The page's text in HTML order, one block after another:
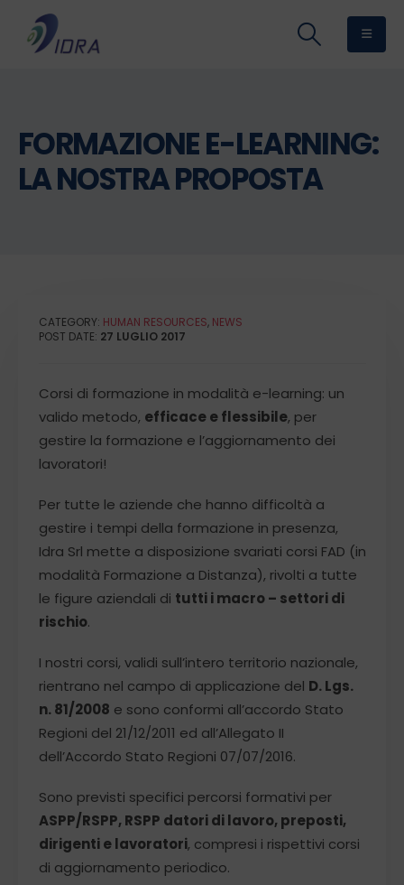
FORMAZIONE E-LEARNING:
LA NOSTRA PROPOSTA
CATEGORY: HUMAN RESOURCES, NEWS
POST DATE: 27 LUGLIO 2017
Corsi di formazione in modalità e-learning: un
valido metodo, efficace e flessibile, per
gestire la formazione e l’aggiornamento dei
lavoratori!
Per tutte le aziende che hanno difficoltà a
gestire i tempi della formazione in presenza,
Idra Srl mette a disposizione svariati corsi FAD (in
modalità Formazione a Distanza), rivolti a tutte
le figure aziendali di tutti i macro – settori di
rischio.
I nostri corsi, validi sull’intero territorio nazionale,
rientrano nel campo di applicazione del D. Lgs.
n. 81/2008 e sono conformi all’accordo Stato
Regioni del 21/12/2011 ed all’Allegato II
dell’Accordo Stato Regioni 07/07/2016.
Sono previsti specifici percorsi formativi per
ASPP/RSPP, RSPP datori di lavoro, preposti,
dirigenti e lavoratori, compresi i rispettivi corsi
di aggiornamento periodico.